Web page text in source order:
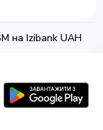
на Izibank UAH